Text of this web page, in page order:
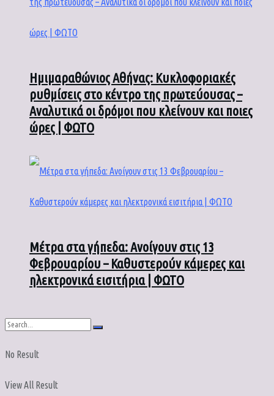
Ημιμαραθώνιος Αθήνας: Κυκλοφοριακές
ρυθμίσεις στο κέντρο της πρωτεύουσας –
Αναλυτικά οι δρόμοι που κλείνουν και ποιες
ώρες | ΦΩΤΟ
Μέτρα στα γήπεδα: Ανοίγουν στις 13
Φεβρουαρίου – Καθυστερούν κάμερες και
ηλεκτρονικά εισιτήρια | ΦΩΤΟ
No Result
View All Result